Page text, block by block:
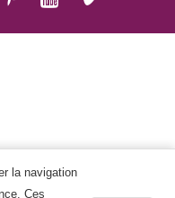
la navigation
Ces